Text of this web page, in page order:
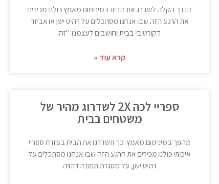
הדרך הקלה לשדרג את הבית במינימום מאמץ כולנו מכירים
את הרגע הזה שבו אנחנו מסתכלים על רהיט ישן או אביזר
דקורטיבי בבית וחושבים לעצמנו: "זה
קרא עוד »
ספריי לכה 2X לשדרוג מהיר של
משטחים בבית
מהפך במינימום מאמץ: כך תשדרגו את הבית בעזרת ספריי
איכותי כולנו מכירים את הרגע הזה שבו אנחנו מסתכלים על
רהיט ישן, על מסגרת תמונה דהויה